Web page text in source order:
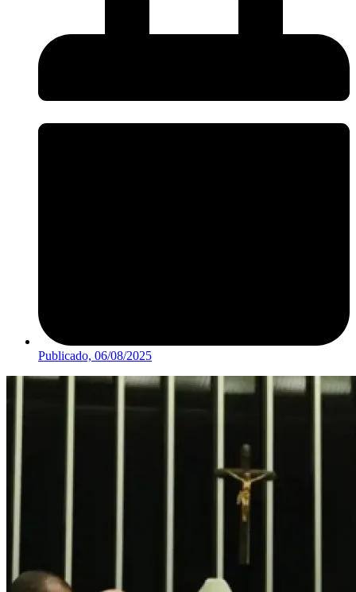
Publicado, 06/08/2025